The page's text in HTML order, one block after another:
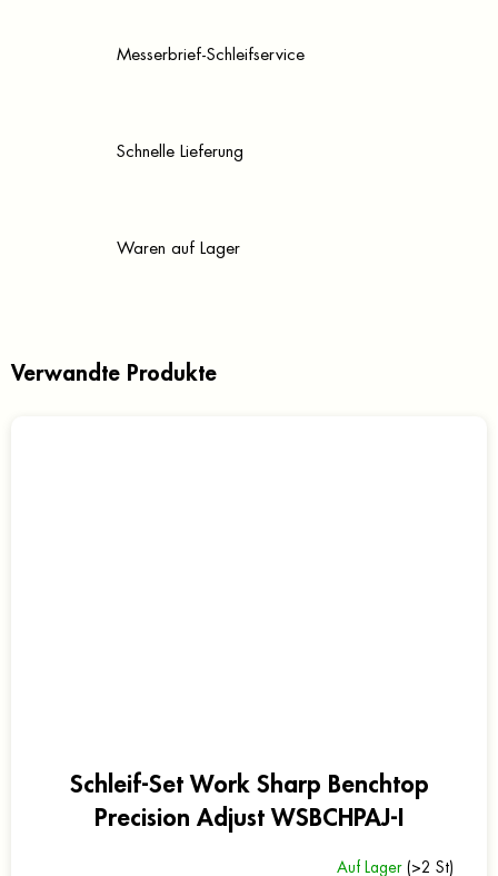
Messerbrief-Schleifservice
Schnelle Lieferung
Waren auf Lager
Verwandte Produkte
Schleif-Set Work Sharp Benchtop
Precision Adjust WSBCHPAJ-I
Auf Lager (>2 St)